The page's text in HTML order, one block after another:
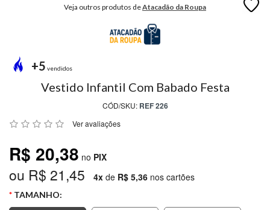
PREÇO
ÚNICO
PROMOÇÕES
MARCAS
Veja outros produtos deAtacadão da Roupa
+5 vendidos
Vestido Infantil Com Babado Festa
CÓD/SKU: REF 226
Ver avaliações
R$ 20,38 no PIX
ou R$ 21,45 4x de R$ 5,36 nos cartões
TAMANHO: